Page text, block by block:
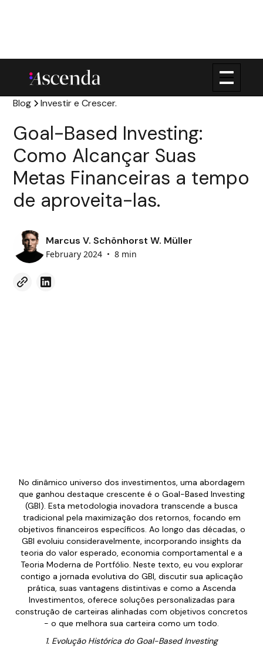
Blog Investir e Crescer.
Goal-Based Investing:
Como Alcançar Suas
Metas Financeiras a tempo
de aproveita-las.
Marcus V. Schönhorst W. Müller
February 2024 • 8 min
No dinâmico universo dos investimentos, uma abordagem
que ganhou destaque crescente é o Goal-Based Investing
(GBI). Esta metodologia inovadora transcende a busca
tradicional pela maximização dos retornos, focando em
objetivos financeiros específicos. Ao longo das décadas, o
GBI evoluiu consideravelmente, incorporando insights da
teoria do valor esperado, economia comportamental e a
Teoria Moderna de Portfólio. Neste texto, eu vou explorar
contigo a jornada evolutiva do GBI, discutir sua aplicação
prática, suas vantagens distintivas e como a Ascenda
Investimentos, oferece soluções personalizadas para
construção de carteiras alinhadas com objetivos concretos
- o que melhora sua carteira como um todo.
1. Evolução Histórica do Goal-Based Investing